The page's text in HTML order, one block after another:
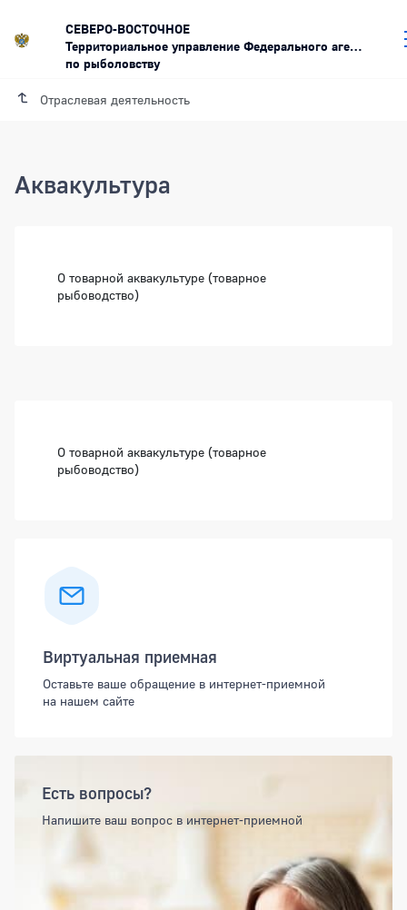
СЕВЕРО-ВОСТОЧНОЕ
Территориальное управление Федерального агентства
по рыболовству
Отраслевая деятельность
Аквакультура
О товарной аквакультуре (товарное
рыбоводство)
О товарной аквакультуре (товарное
рыбоводство)
Виртуальная приемная
Оставьте ваше обращение в интернет-приемной
на нашем сайте
Есть вопросы?
Напишите ваш вопрос в интернет-приемной